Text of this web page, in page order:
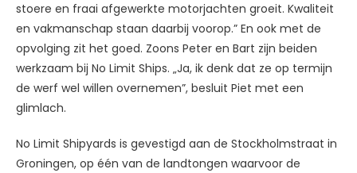
stoere en fraai afgewerkte motorjachten groeit. Kwaliteit
en vakmanschap staan daarbij voorop.” En ook met de
opvolging zit het goed. Zoons Peter en Bart zijn beiden
werkzaam bij No Limit Ships. „Ja, ik denk dat ze op termijn
de werf wel willen overnemen”, besluit Piet met een
glimlach.
No Limit Shipyards is gevestigd aan de Stockholmstraat in
Groningen, op één van de landtongen waarvoor de